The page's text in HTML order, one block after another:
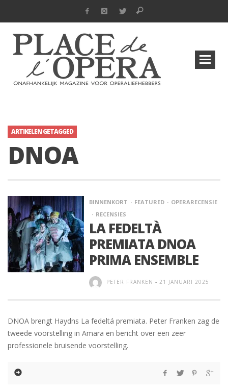
ARTIKELEN GETAGGED
DNOA
BINNENKORT FEATURED
OPERARECENSIE
RECENSIES
LA FEDELTÀ
PREMIATA DNOA
PRIMA ENSEMBLE
PETER FRANKEN - 21 JANUARI 2025
DNOA brengt Haydns La fedeltá premiata. Peter Franken zag de
tweede voorstelling in Amara en bericht over een zeer
professionele bruisende voorstelling.